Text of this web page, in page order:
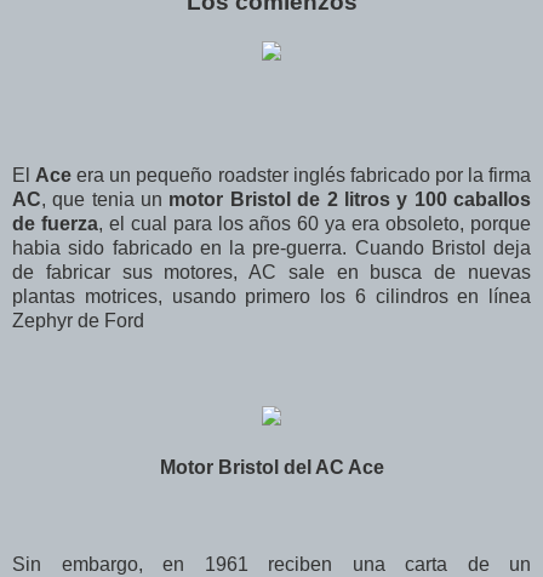
El Ace era un pequeño roadster inglés fabricado por la firma
AC, que tenia un motor Bristol de 2 litros y 100 caballos
de fuerza, el cual para los años 60 ya era obsoleto, porque
habia sido fabricado en la pre-guerra. Cuando Bristol deja
de fabricar sus motores, AC sale en busca de nuevas
plantas motrices, usando primero los 6 cilindros en línea
Zephyr de Ford
Motor Bristol del AC Ace
Sin embargo, en 1961 reciben una carta de un